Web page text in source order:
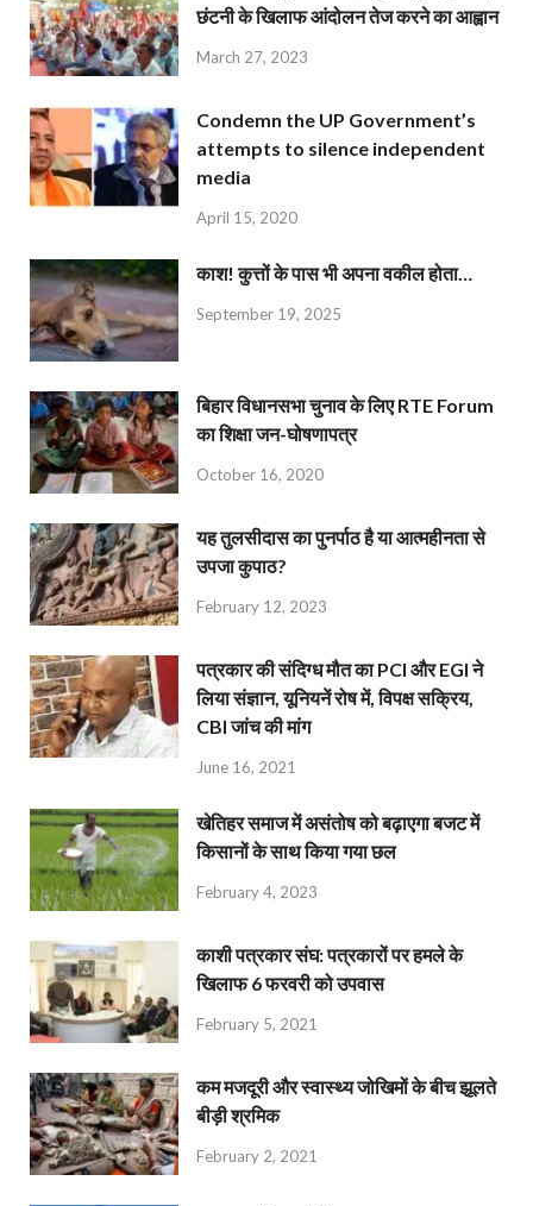
छंटनी के खिलाफ आंदोलन तेज करने का आह्वान
March 27, 2023
Condemn the UP Government’s
attempts to silence independent
media
April 15, 2020
काश! कुत्तों के पास भी अपना वकील होता…
September 19, 2025
बिहार विधानसभा चुनाव के लिए RTE Forum
का शिक्षा जन-घोषणापत्र
October 16, 2020
यह तुलसीदास का पुनर्पाठ है या आत्महीनता से
उपजा कुपाठ?
February 12, 2023
पत्रकार की संदिग्ध मौत का PCI और EGI ने
लिया संज्ञान, यूनियनें रोष में, विपक्ष सक्रिय,
CBI जांच की मांग
June 16, 2021
खेतिहर समाज में असंतोष को बढ़ाएगा बजट में
किसानों के साथ किया गया छल
February 4, 2023
काशी पत्रकार संघ: पत्रकारों पर हमले के
खिलाफ 6 फरवरी को उपवास
February 5, 2021
कम मजदूरी और स्वास्थ्य जोखिमों के बीच झूलते
बीड़ी श्रमिक
February 2, 2021